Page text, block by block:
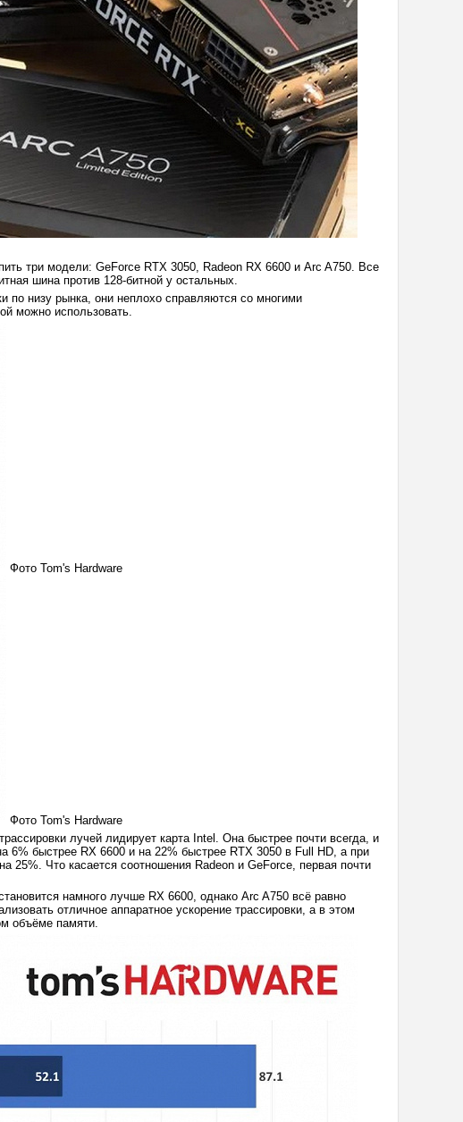
три модели: GeForce RTX 3050, Radeon RX 6600 и Arc A750. Все
шина против 128-битной у остальных.
по низу рынка, они неплохо справляются со многими
можно использовать.
Фото Tom's Hardware
Фото Tom's Hardware
лучей лидирует карта Intel. Она быстрее почти всегда, и
6% быстрее RX 6600 и на 22% быстрее RTX 3050 в Full HD, а при
Что касается соотношения Radeon и GeForce, первая почти
намного лучше RX 6600, однако Arc A750 всё равно
отличное аппаратное ускорение трассировки, а в этом
объёме памяти.